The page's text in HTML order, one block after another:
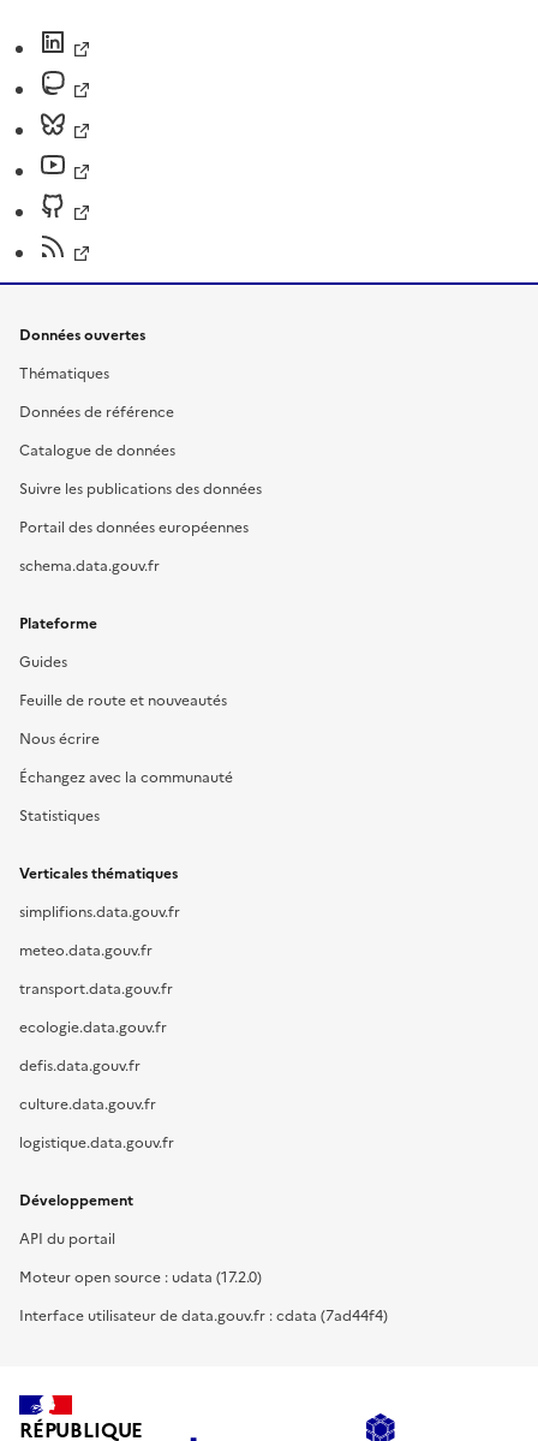
Données ouvertes
Thématiques
Données de référence
Catalogue de données
Suivre les publications des données
Portail des données européennes
schema.data.gouv.fr
Plateforme
Guides
Feuille de route et nouveautés
Nous écrire
Échangez avec la communauté
Statistiques
Verticales thématiques
simplifions.data.gouv.fr
meteo.data.gouv.fr
transport.data.gouv.fr
ecologie.data.gouv.fr
defis.data.gouv.fr
culture.data.gouv.fr
logistique.data.gouv.fr
Développement
API du portail
Moteur open source : udata (17.2.0)
Interface utilisateur de data.gouv.fr : cdata (7ad44f4)
RÉPUBLIQUE